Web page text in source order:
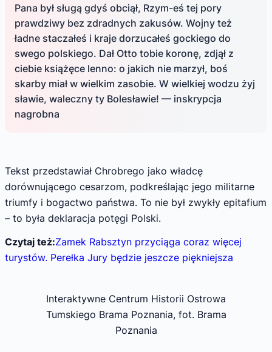
Pana był sługą gdyś obciął, Rzym-eś tej pory
prawdziwy bez zdradnych zakusów. Wojny też
ładne staczałeś i kraje dorzucałeś gockiego do
swego polskiego. Dał Otto tobie koronę, zdjął z
ciebie książęce lenno: o jakich nie marzył, boś
skarby miał w wielkim zasobie. W wielkiej wodzu żyj
sławie, waleczny ty Bolesławie! — inskrypcja
nagrobna
Tekst przedstawiał Chrobrego jako władcę
dorównującego cesarzom, podkreślając jego militarne
triumfy i bogactwo państwa. To nie był zwykły epitafium
– to była deklaracja potęgi Polski.
Czytaj też:Zamek Rabsztyn przyciąga coraz więcej
turystów. Perełka Jury będzie jeszcze piękniejsza
Interaktywne Centrum Historii Ostrowa
Tumskiego Brama Poznania, fot. Brama
Poznania